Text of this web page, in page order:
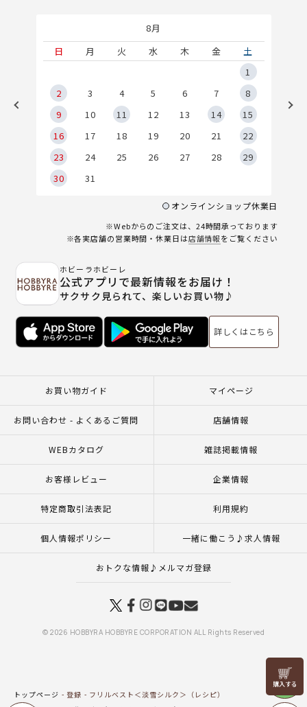
リリヤン
フェア
8月
日
月 火 水 木 金
土
1
2
3 4 5 6 7
8
9
10 11 12 13 14
15
16
17 18 19 20 21
22
23
24 25 26 27 28
29
30
31
オンラインショップ休業日
※Webからのご注文は、24時間承っております
※各実店舗の営業時間・休業日は店舗情報をご覧ください
ホビーラホビーレ
公式アプリで最新情報をお届け！
サクサク見られて、楽しいお買い物♪
詳しくはこちら
お買い物ガイド マイページ
お問い合わせ - よくあるご質問 店舗情報
WEBカタログ 雑誌掲載情報
お客様レビュー 企業情報
特定商取引法表記 利用規約
個人情報ポリシー 一緒に働こう♪求人情報
おトクな情報♪メルマガ登録
© 2026 HOBBYRA HOBBYRE CORPORATION ALL Rights Reserved
トップページ 登録
フリルベスト＜淡雪シルク＞（レシピ）